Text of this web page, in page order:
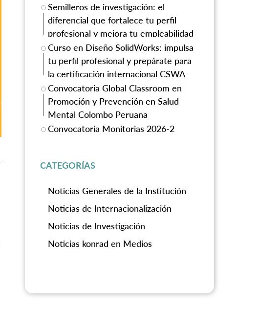
Semilleros de investigación: el
diferencial que fortalece tu perfil
profesional y mejora tu empleabilidad
Curso en Diseño SolidWorks: impulsa
tu perfil profesional y prepárate para
la certificación internacional CSWA
Convocatoria Global Classroom en
Promoción y Prevención en Salud
Mental Colombo Peruana
Convocatoria Monitorias 2026-2
CATEGORÍAS
Noticias Generales de la Institución
Noticias de Internacionalización
Noticias de Investigación
Noticias konrad en Medios